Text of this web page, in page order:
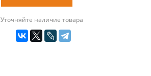
Уточняйте наличие товара